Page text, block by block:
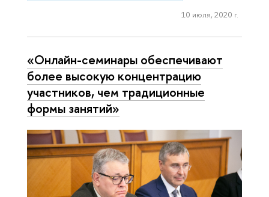
10 июля, 2020 г.
«Онлайн-семинары обеспечивают
более высокую концентрацию
участников, чем традиционные
формы занятий»